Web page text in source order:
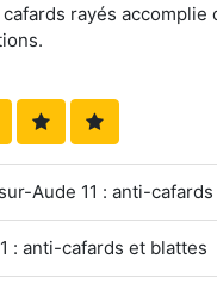
rayés accomplie
Aude 11 : anti-
: anti-cafards et blattes